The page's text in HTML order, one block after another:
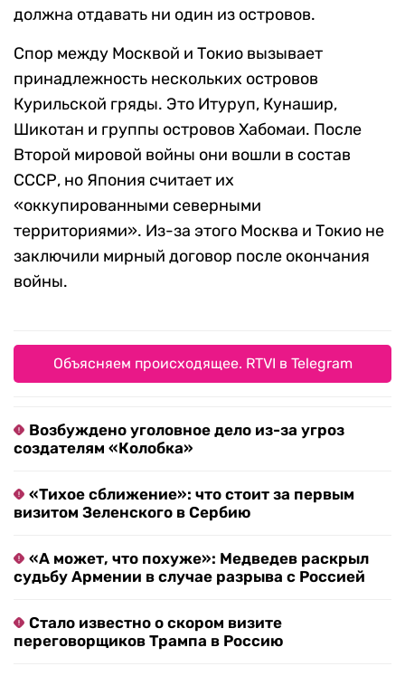
должна отдавать ни один из островов.
Спор между Москвой и Токио вызывает
принадлежность нескольких островов
Курильской гряды. Это Итуруп, Кунашир,
Шикотан и группы островов Хабомаи. После
Второй мировой войны они вошли в состав
СССР, но Япония считает их
«оккупированными северными
территориями». Из-за этого Москва и Токио не
заключили мирный договор после окончания
войны.
Объясняем происходящее. RTVI в Telegram
Возбуждено уголовное дело из-за угроз
создателям «Колобка»
«Тихое сближение»: что стоит за первым
визитом Зеленского в Сербию
«А может, что похуже»: Медведев раскрыл
судьбу Армении в случае разрыва с Россией
Стало известно о скором визите
переговорщиков Трампа в Россию